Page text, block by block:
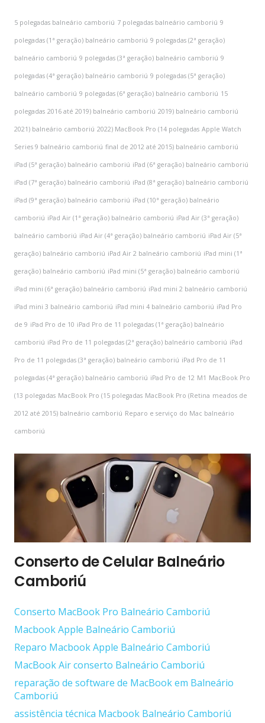
5 polegadas balneário camboriú 7 polegadas balneário camboriú 9
polegadas (1ª geração) balneário camboriú 9 polegadas (2ª geração)
balneário camboriú 9 polegadas (3ª geração) balneário camboriú 9
polegadas (4ª geração) balneário camboriú 9 polegadas (5ª geração)
balneário camboriú 9 polegadas (6ª geração) balneário camboriú 15
polegadas 2016 até 2019) balneário camboriú 2019) balneário camboriú
2021) balneário camboriú 2022) MacBook Pro (14 polegadas Apple Watch
Series 9 balneário camboriú final de 2012 até 2015) balneário camboriú
iPad (5ª geração) balneário camboriú iPad (6ª geração) balneário camboriú
iPad (7ª geração) balneário camboriú iPad (8ª geração) balneário camboriú
iPad (9ª geração) balneário camboriú iPad (10ª geração) balneário
camboriú iPad Air (1ª geração) balneário camboriú iPad Air (3ª geração)
balneário camboriú iPad Air (4ª geração) balneário camboriú iPad Air (5ª
geração) balneário camboriú iPad Air 2 balneário camboriú iPad mini (1ª
geração) balneário camboriú iPad mini (5ª geração) balneário camboriú
iPad mini (6ª geração) balneário camboriú iPad mini 2 balneário camboriú
iPad mini 3 balneário camboriú iPad mini 4 balneário camboriú iPad Pro
de 9 iPad Pro de 10 iPad Pro de 11 polegadas (1ª geração) balneário
camboriú iPad Pro de 11 polegadas (2ª geração) balneário camboriú iPad
Pro de 11 polegadas (3ª geração) balneário camboriú iPad Pro de 11
polegadas (4ª geração) balneário camboriú iPad Pro de 12 M1 MacBook Pro
(13 polegadas MacBook Pro (15 polegadas MacBook Pro (Retina meados de
2012 até 2015) balneário camboriú Reparo e serviço do Mac balneário
camboriú
Conserto de Celular Balneário
Camboriú
Conserto ‎MacBook Pro Balneário Camboriú
Macbook Apple Balneário Camboriú
Reparo Macbook Apple Balneário Camboriú
MacBook Air conserto Balneário Camboriú
reparação de software de MacBook em Balneário
Camboriú
assistência técnica Macbook Balneário Camboriú